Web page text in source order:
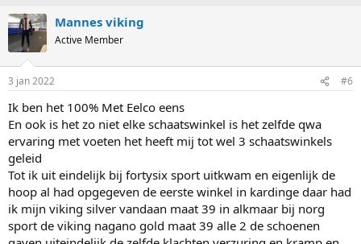
Mannes viking
Active Member
3 jan 2022 #6
Ik ben het 100% Met Eelco eens
En ook is het zo niet elke schaatswinkel is het zelfde qwa
ervaring met voeten het heeft mij tot wel 3 schaatswinkels
geleid
Tot ik uit eindelijk bij fortysix sport uitkwam en eigenlijk de
hoop al had opgegeven de eerste winkel in kardinge daar had
ik mijn viking silver vandaan maat 39 in alkmaar bij norg
sport de viking nagano gold maat 39 alle 2 de schoenen